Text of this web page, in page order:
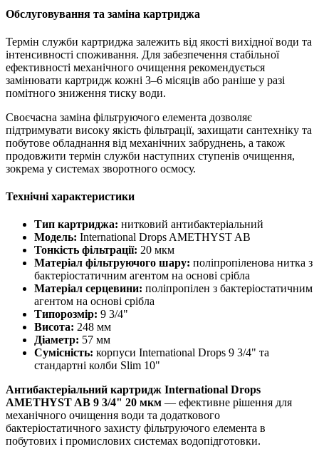
Обслуговування та заміна картриджа
Термін служби картриджа залежить від якості вихідної води та
інтенсивності споживання. Для забезпечення стабільної
ефективності механічного очищення рекомендується
замінювати картридж кожні 3–6 місяців або раніше у разі
помітного зниження тиску води.
Своєчасна заміна фільтруючого елемента дозволяє
підтримувати високу якість фільтрації, захищати сантехніку та
побутове обладнання від механічних забруднень, а також
продовжити термін служби наступних ступенів очищення,
зокрема у системах зворотного осмосу.
Технічні характеристики
Тип картриджа: нитковий антибактеріальний
Модель: International Drops AMETHYST AB
Тонкість фільтрації: 20 мкм
Матеріал фільтруючого шару: поліпропіленова нитка з
бактеріостатичним агентом на основі срібла
Матеріал серцевини: поліпропілен з бактеріостатичним
агентом на основі срібла
Типорозмір: 9 3/4"
Висота: 248 мм
Діаметр: 57 мм
Сумісність: корпуси International Drops 9 3/4" та
стандартні колби Slim 10"
Антибактеріальний картридж International Drops
AMETHYST AB 9 3/4" 20 мкм — ефективне рішення для
механічного очищення води та додаткового
бактеріостатичного захисту фільтруючого елемента в
побутових і промислових системах водопідготовки.